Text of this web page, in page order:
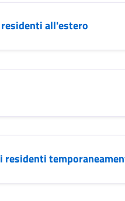
all'estero
residenti